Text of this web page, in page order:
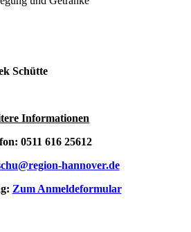
Schütte
Informationen
0511 616 25612
hannover.de
Zum Anmeldeformular